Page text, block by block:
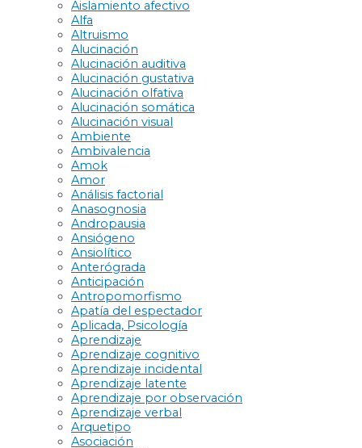
Aislamiento afectivo
Alfa
Altruismo
Alucinación
Alucinación auditiva
Alucinación gustativa
Alucinación olfativa
Alucinación somática
Alucinación visual
Ambiente
Ambivalencia
Amok
Amor
Análisis factorial
Anasognosia
Andropausia
Ansiógeno
Ansiolítico
Anterógrada
Anticipación
Antropomorfismo
Apatía del espectador
Aplicada, Psicología
Aprendizaje
Aprendizaje cognitivo
Aprendizaje incidental
Aprendizaje latente
Aprendizaje por observación
Aprendizaje verbal
Arquetipo
Asociación